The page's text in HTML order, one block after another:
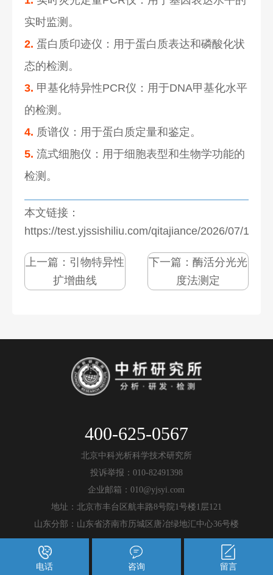
电话 咨询 留言
实时监测。
2. 蛋白质印迹仪：用于蛋白质表达和磷酸化状
态的检测。
3. 甲基化特异性PCR仪：用于DNA甲基化水平
的检测。
4. 质谱仪：用于蛋白质定量和鉴定。
5. 流式细胞仪：用于细胞表型和生物学功能的
检测。
本文链接：
https://test.yjssishiliu.com/qitajiance/2026/07/
上一篇： 引物特异性
扩增曲线
下一篇：酶活分光光
度法测定
400-625-0567
北京中科光析科学技术研究所
投诉举报：010-82491398
企业邮箱：010@yjsyi.com
地址：北京市丰台区航丰路8号院1号楼1层121
山东分部：山东省济南市历城区唐冶绿地汇中心36号楼